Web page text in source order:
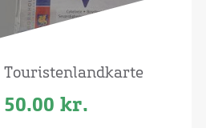
Touristenlandkarte
50.00 kr.